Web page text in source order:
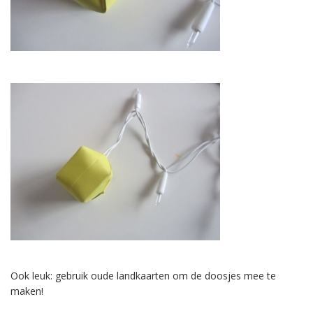
Ook leuk: gebruik oude landkaarten om de doosjes mee te
maken!